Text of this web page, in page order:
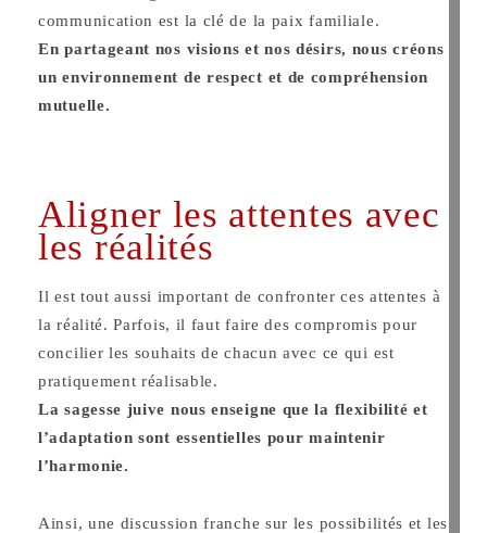
communication est la clé de la paix familiale.
En partageant nos visions et nos désirs, nous créons
un environnement de respect et de compréhension
mutuelle.
Aligner les attentes avec
les réalités
Il est tout aussi important de confronter ces attentes à
la réalité. Parfois, il faut faire des compromis pour
concilier les souhaits de chacun avec ce qui est
pratiquement réalisable.
La sagesse juive nous enseigne que la flexibilité et
l’adaptation sont essentielles pour maintenir
l’harmonie.
Ainsi, une discussion franche sur les possibilités et les